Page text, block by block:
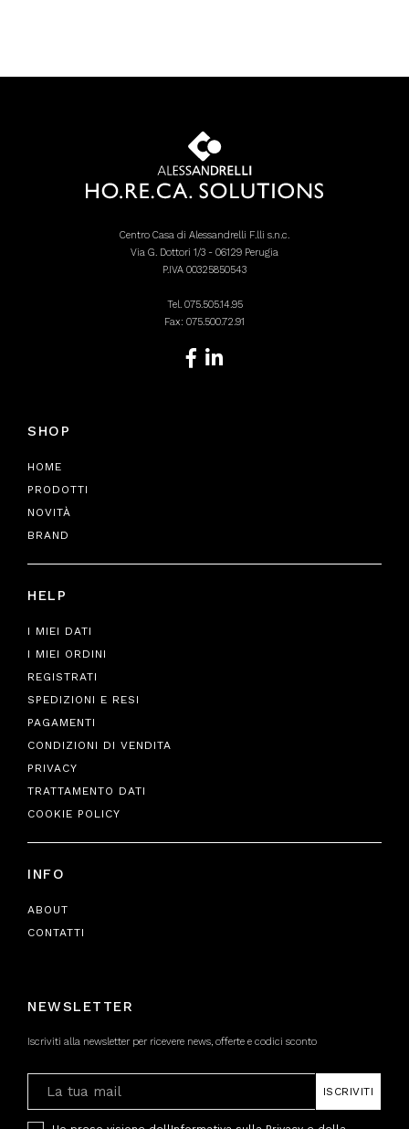
Centro Casa di Alessandrelli F.lli s.n.c.
Via G. Dottori 1/3 - 06129 Perugia
P.IVA 00325850543
Tel. 075.505.14.95
Fax: 075.500.72.91
SHOP
HOME
PRODOTTI
NOVITÀ
BRAND
HELP
I MIEI DATI
I MIEI ORDINI
REGISTRATI
SPEDIZIONI E RESI
PAGAMENTI
CONDIZIONI DI VENDITA
PRIVACY
TRATTAMENTO DATI
COOKIE POLICY
INFO
ABOUT
CONTATTI
NEWSLETTER
Iscriviti alla newsletter per ricevere news, offerte e codici sconto
ISCRIVITI